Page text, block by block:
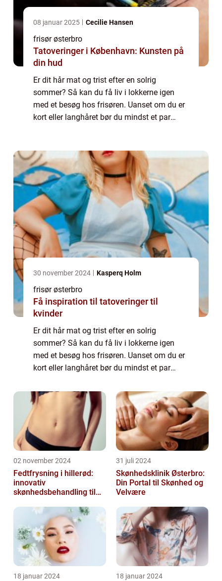
08 januar 2025 Cecilie Hansen
frisør østerbro
Tatoveringer i København: Kunsten på
din hud
Er dit hår mat og trist efter en solrig
sommer? Så kan du få liv i lokkerne igen
med et besøg hos frisøren. Uanset om du er
kort eller langhåret bør du mindst et par
30 november 2024 Kasperq Holm
frisør østerbro
Få inspiration til tatoveringer til
kvinder
Er dit hår mat og trist efter en solrig
sommer? Så kan du få liv i lokkerne igen
med et besøg hos frisøren. Uanset om du er
kort eller langhåret bør du mindst et par
lade en dygtig og erfaren frisør tage sig...
02 november 2024
Fedtfrysning i hillerød:
innovativ
skønhedsbehandling til
31 juli 2024
Skønhedsklinik Østerbro:
Din Portal til Skønhed og
Velvære
18 januar 2024 18 januar 2024